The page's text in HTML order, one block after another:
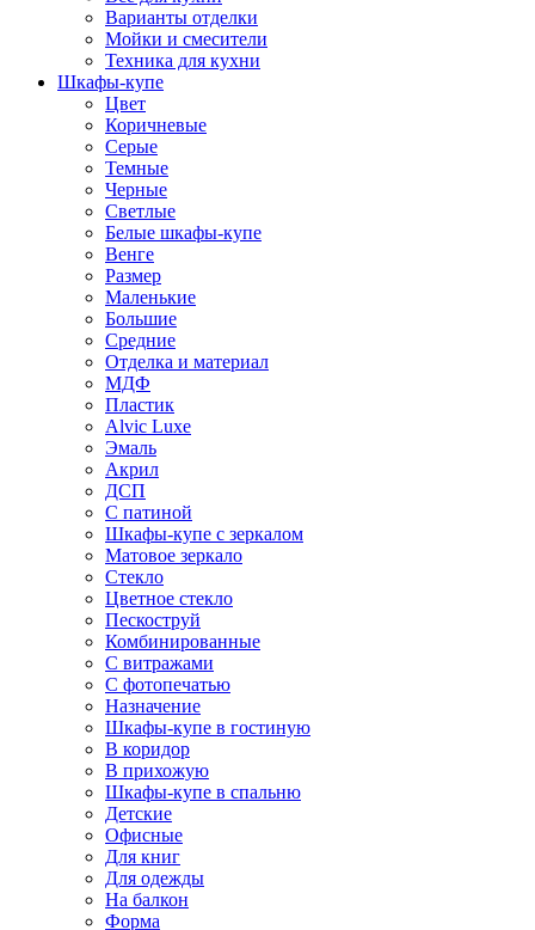
Варианты отделки
Мойки и смесители
Техника для кухни
Шкафы-купе
Цвет
Коричневые
Серые
Темные
Черные
Светлые
Белые шкафы-купе
Венге
Размер
Маленькие
Большие
Средние
Отделка и материал
МДФ
Пластик
Alvic Luxe
Эмаль
Акрил
ДСП
С патиной
Шкафы-купе с зеркалом
Матовое зеркало
Стекло
Цветное стекло
Пескоструй
Комбинированные
С витражами
С фотопечатью
Назначение
Шкафы-купе в гостиную
В коридор
В прихожую
Шкафы-купе в спальню
Детские
Офисные
Для книг
Для одежды
На балкон
Форма